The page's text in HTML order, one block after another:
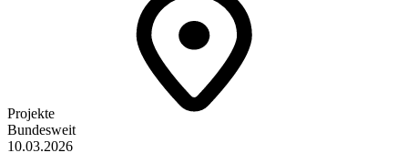
Projekte
Bundesweit
10.03.2026